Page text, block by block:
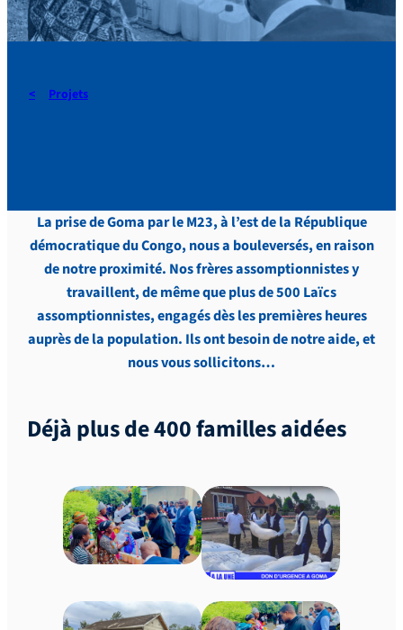
Projets
La prise de Goma par le M23, à l’est de la République
démocratique du Congo, nous a bouleversés, en raison
de notre proximité. Nos frères assomptionnistes y
travaillent, de même que plus de 500 Laïcs
assomptionnistes, engagés dès les premières heures
auprès de la population. Ils ont besoin de notre aide, et
nous vous sollicitons…
Déjà plus de 400 familles aidées